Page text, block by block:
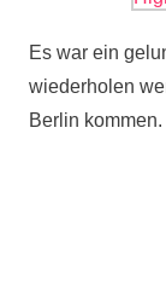
Es war ein
wiederholen
Berlin kommen.